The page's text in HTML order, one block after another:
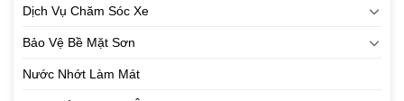
Dịch Vụ Chăm Sóc Xe
Bảo Vệ Bề Mặt Sơn
Nước Nhớt Làm Mát